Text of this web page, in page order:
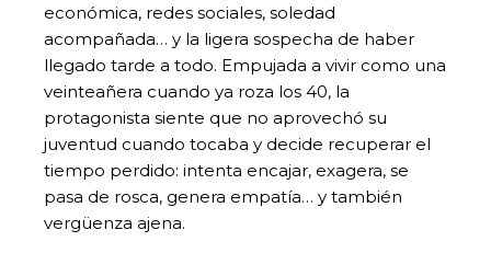
económica, redes sociales, soledad
acompañada… y la ligera sospecha de haber
llegado tarde a todo. Empujada a vivir como una
veinteañera cuando ya roza los 40, la
protagonista siente que no aprovechó su
juventud cuando tocaba y decide recuperar el
tiempo perdido: intenta encajar, exagera, se
pasa de rosca, genera empatía… y también
vergüenza ajena.